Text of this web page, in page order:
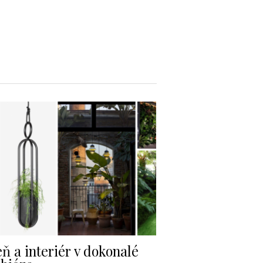
a interiér v dokonalé